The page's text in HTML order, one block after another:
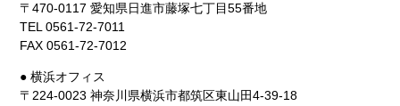
〒470-0117 愛知県日進市藤塚七丁目55番地
TEL 0561-72-7011
FAX 0561-72-7012
● 横浜オフィス
〒224-0023 神奈川県横浜市都筑区東山田4-39-18